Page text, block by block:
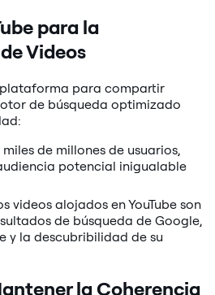
para la
Videos
plataforma para compartir
de búsqueda optimizado
de millones de usuarios,
potencial inigualable
videos alojados en YouTube son
de búsqueda de Google,
y la descubribilidad de su
la Coherencia